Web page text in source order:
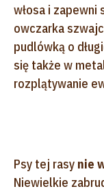
włosa i zapewni
owczarka
pudlówką o
się także w
rozplątywanie
Psy tej rasy nie
Niewielkie